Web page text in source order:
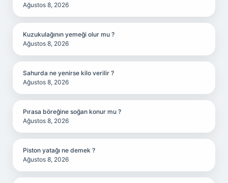
Ağustos 8, 2026
Kuzukulağının yemeği olur mu ?
Ağustos 8, 2026
Sahurda ne yenirse kilo verilir ?
Ağustos 8, 2026
Pırasa böreğine soğan konur mu ?
Ağustos 8, 2026
Piston yatağı ne demek ?
Ağustos 8, 2026